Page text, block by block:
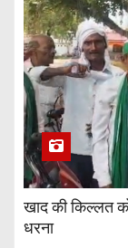
खाद की किल्लत
धरना